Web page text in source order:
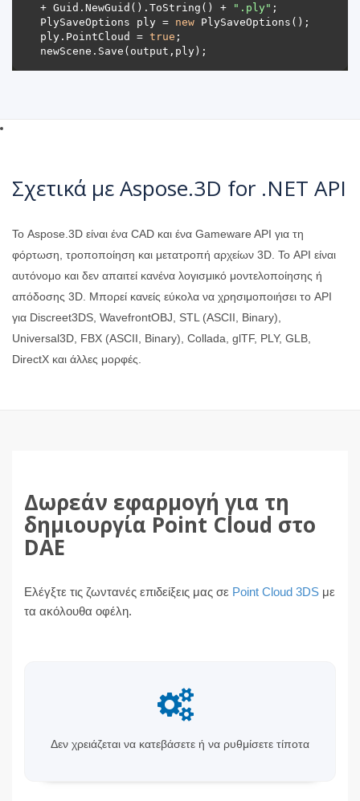
+ Guid.NewGuid().ToString() +
".ply"
PlySaveOptions ply = new
ply.PointCloud = true
Σχετικά με Aspose.3D for .NET API
Το Aspose.3D είναι ένα CAD και ένα Gameware API για τη
φόρτωση, τροποποίηση και μετατροπή αρχείων 3D. Το API είναι
αυτόνομο και δεν απαιτεί κανένα λογισμικό μοντελοποίησης ή
απόδοσης 3D. Μπορεί κανείς εύκολα να χρησιμοποιήσει το API
για Discreet3DS, WavefrontOBJ, STL (ASCII, Binary),
Universal3D, FBX (ASCII, Binary), Collada, glTF, PLY, GLB,
DirectX και άλλες μορφές.
Δωρεάν εφαρμογή για τη
δημιουργία Point Cloud στο
DAE
Ελέγξτε τις ζωντανές επιδείξεις μας σε Point Cloud 3DS με
τα ακόλουθα οφέλη.
Δεν χρειάζεται να κατεβάσετε ή να ρυθμίσετε τίποτα